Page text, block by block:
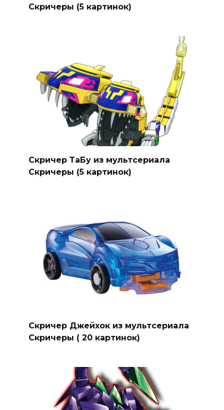
Скричеры (5 картинок)
Скричер ТаБу из мультсериала
Скричеры (5 картинок)
Скричер Джейхок из мультсериала
Скричеры ( 20 картинок)